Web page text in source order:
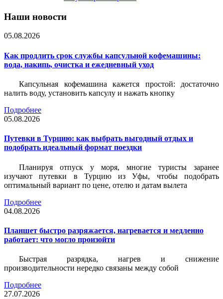
Наши новости
05.08.2026
Как продлить срок службы капсульной кофемашины:
вода, накипь, очистка и ежедневный уход
Капсульная кофемашина кажется простой: достаточно
налить воду, установить капсулу и нажать кнопку
Подробнее
05.08.2026
Путевки в Турцию: как выбрать выгодный отдых и
подобрать идеальный формат поездки
Планируя отпуск у моря, многие туристы заранее
изучают путевки в Турцию из Уфы, чтобы подобрать
оптимальный вариант по цене, отелю и датам вылета
Подробнее
04.08.2026
Планшет быстро разряжается, нагревается и медленно
работает: что могло произойти
Быстрая разрядка, нагрев и снижение
производительности нередко связаны между собой
Подробнее
27.07.2026